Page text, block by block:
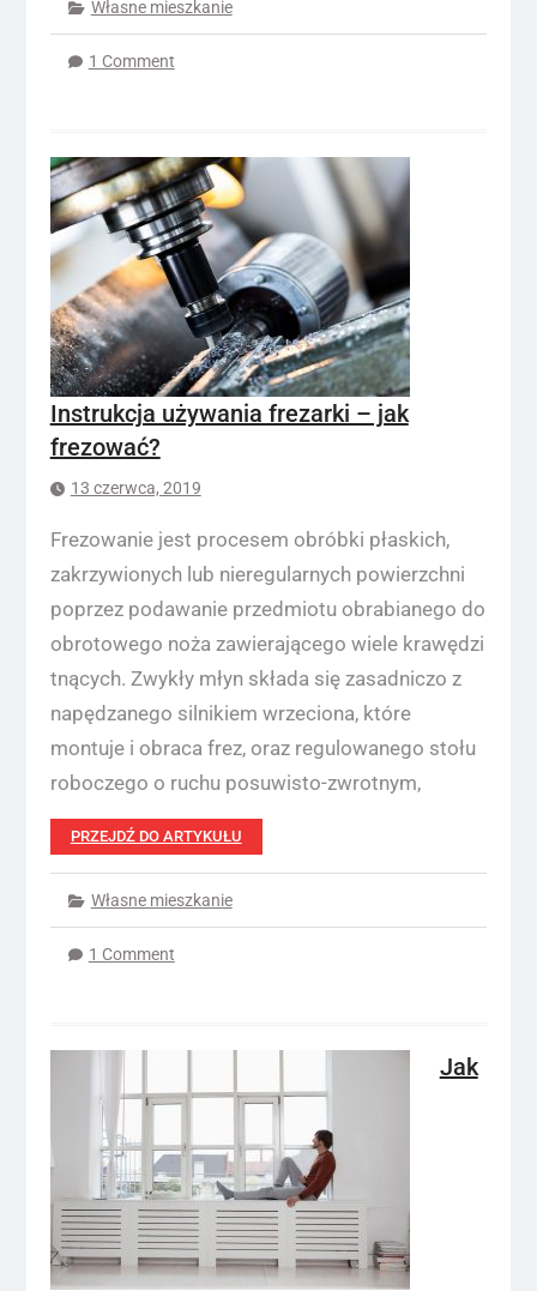
Własne mieszkanie
1 Comment
Instrukcja używania frezarki – jak
frezować?
13 czerwca, 2019
Frezowanie jest procesem obróbki płaskich,
zakrzywionych lub nieregularnych powierzchni
poprzez podawanie przedmiotu obrabianego do
obrotowego noża zawierającego wiele krawędzi
tnących. Zwykły młyn składa się zasadniczo z
napędzanego silnikiem wrzeciona, które
montuje i obraca frez, oraz regulowanego stołu
roboczego o ruchu posuwisto-zwrotnym,
PRZEJDŹ DO ARTYKUŁU
Własne mieszkanie
1 Comment
Jak